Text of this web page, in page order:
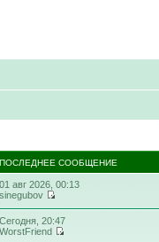
ПОСЛЕДНЕЕ СООБЩЕНИЕ
01 авг 2026, 00:13
sinegubov
Сегодня, 20:47
WorstFriend